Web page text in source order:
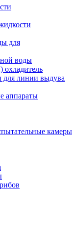
для
воды
для линии выдува
аппараты
камеры